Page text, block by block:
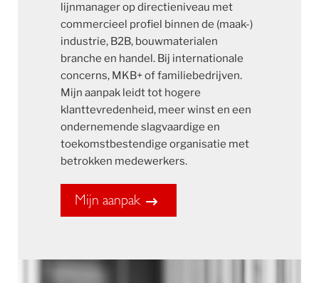
lijnmanager op directieniveau met
commercieel profiel binnen de (maak-)
industrie, B2B, bouwmaterialen
branche en handel. Bij internationale
concerns, MKB+ of familiebedrijven.
Mijn aanpak leidt tot hogere
klanttevredenheid, meer winst en een
ondernemende slagvaardige en
toekomstbestendige organisatie met
betrokken medewerkers.
Mijn aanpak